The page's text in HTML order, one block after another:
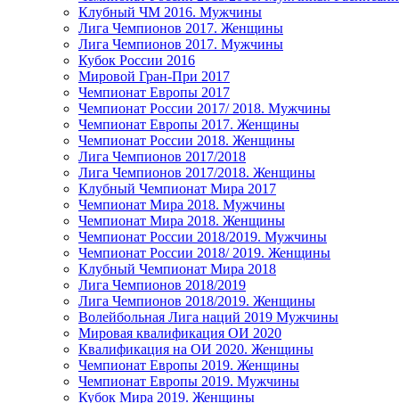
Клубный ЧМ 2016. Мужчины
Лига Чемпионов 2017. Женщины
Лига Чемпионов 2017. Мужчины
Кубок России 2016
Мировой Гран-При 2017
Чемпионат Европы 2017
Чемпионат России 2017/ 2018. Мужчины
Чемпионат Европы 2017. Женщины
Чемпионат России 2018. Женщины
Лига Чемпионов 2017/2018
Лига Чемпионов 2017/2018. Женщины
Клубный Чемпионат Мира 2017
Чемпионат Мира 2018. Мужчины
Чемпионат Мира 2018. Женщины
Чемпионат России 2018/2019. Мужчины
Чемпионат России 2018/ 2019. Женщины
Клубный Чемпионат Мира 2018
Лига Чемпионов 2018/2019
Лига Чемпионов 2018/2019. Женщины
Волейбольная Лига наций 2019 Мужчины
Мировая квалификация ОИ 2020
Квалификация на ОИ 2020. Женщины
Чемпионат Европы 2019. Женщины
Чемпионат Европы 2019. Мужчины
Кубок Мира 2019. Женщины